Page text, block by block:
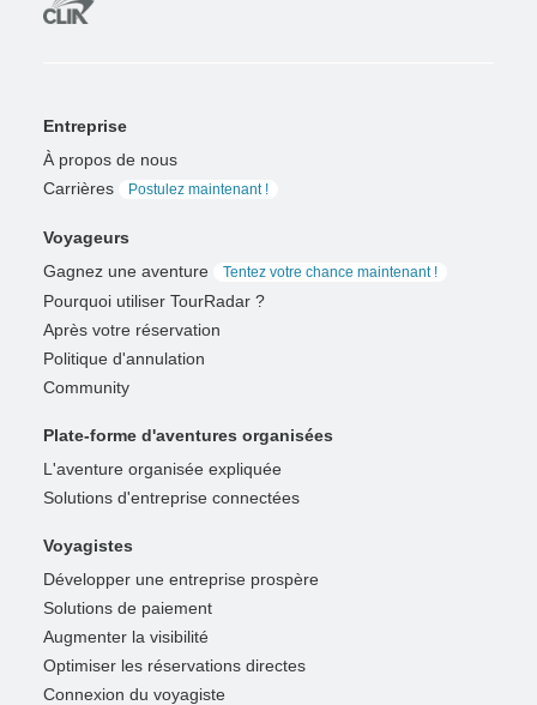
Entreprise
À propos de nous
Carrières
Postulez maintenant !
Voyageurs
Gagnez une aventure
Tentez votre chance maintenant !
Pourquoi utiliser TourRadar ?
Après votre réservation
Politique d'annulation
Community
Plate-forme d'aventures organisées
L'aventure organisée expliquée
Solutions d'entreprise connectées
Voyagistes
Développer une entreprise prospère
Solutions de paiement
Augmenter la visibilité
Optimiser les réservations directes
Connexion du voyagiste